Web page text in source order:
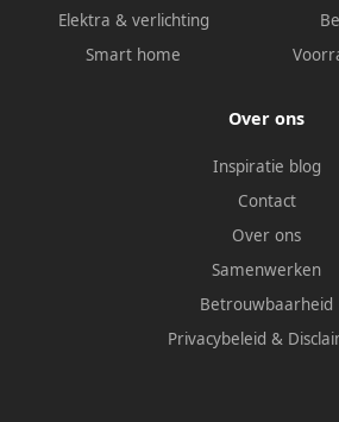
Elektra & verlichting
Smart home
Over ons
Inspiratie blog
Contact
Over ons
Samenwerken
Betrouwbaarheid
Privacybeleid &